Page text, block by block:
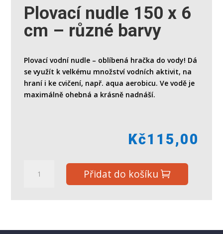
Plovací nudle 150 x 6
cm – různé barvy
Plovací vodní nudle – oblíbená hračka do vody! Dá
se využít k velkému množství vodních aktivit, na
hraní i ke cvičení, např. aqua aerobicu. Ve vodě je
maximálně ohebná a krásně nadnáší.
Kč115,00
nudle
Přidat do košíku